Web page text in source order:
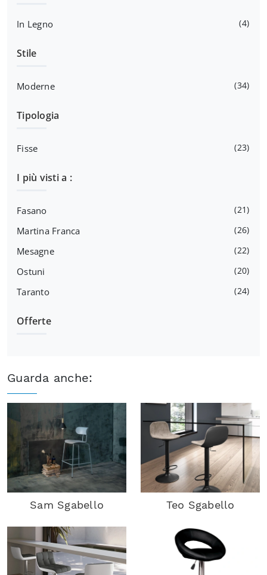
In Legno 4
Stile
Moderne 34
Tipologia
Fisse 23
I più visti a :
Fasano 21
Martina Franca 26
Mesagne 22
Ostuni 20
Taranto 24
Offerte
Guarda anche:
Sam Sgabello Teo Sgabello